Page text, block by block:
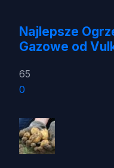
Najlepsze
Gazowe od
65
0